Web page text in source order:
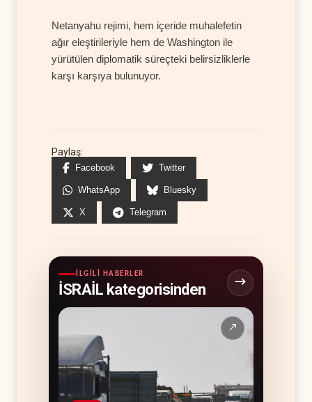
Netanyahu rejimi, hem içeride muhalefetin
ağır eleştirileriyle hem de Washington ile
yürütülen diplomatik süreçteki belirsizliklerle
karşı karşıya bulunuyor.
Paylaş:
Facebook Twitter
WhatsApp Bluesky
X Telegram
İLGILI HABERLER
İSRAİL kategorisinden
↗